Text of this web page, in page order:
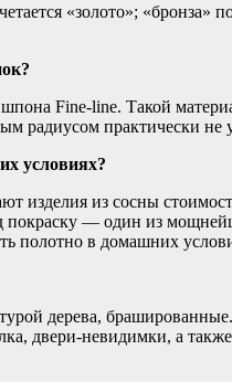
«золото»; «бронза»
Fine-line. Такой
радиусом практически не
условиях?
из сосны
покраску — один из
полотно в домашних
дерева,
двери-невидимки, а